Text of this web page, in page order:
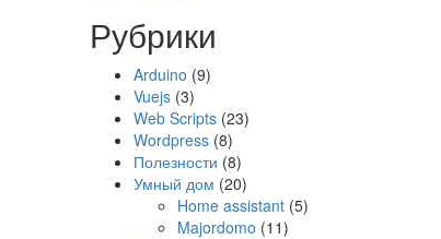
Рубрики
Arduino (9)
Vuejs (3)
Web Scripts (23)
Wordpress (8)
Полезности (8)
Умный дом (20)
Home assistant (5)
Majordomo (11)